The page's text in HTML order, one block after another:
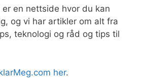
er en nettside hvor du kan
og vi har artikler om alt fra
teknologi og råd og tips til
her.